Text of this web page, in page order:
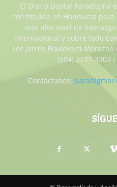
El Diario Digital Paradigma
constituida en Honduras
más alto nivel de
internacional y sobre todo
Los Jarros Boulevard
(504) 2231-3303
Contáctanos: